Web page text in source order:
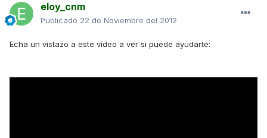
eloy_cnm
Publicado 22 de Noviembre del 2012
Echa un vistazo a este vídeo a ver si puede ayudarte: